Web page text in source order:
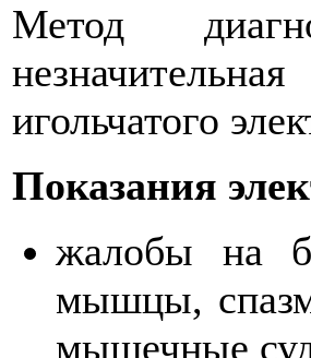
Метод
игольчатого
Показания
жалобы на
мышцы,
мышечные